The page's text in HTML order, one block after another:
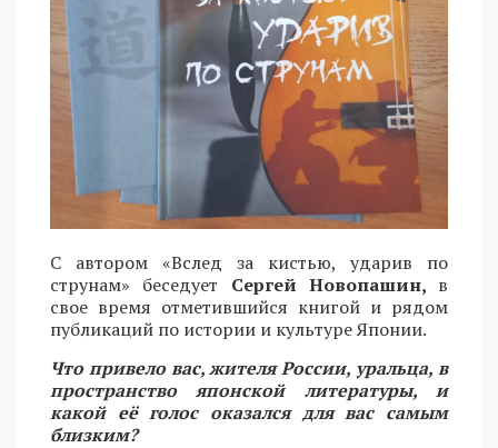
С автором «Вслед за кистью, ударив по
струнам» беседует Сергей Новопашин, в
свое время отметившийся книгой и рядом
публикаций по истории и культуре Японии.
Что привело вас, жителя России, уральца, в
пространство японской литературы, и
какой её голос оказался для вас самым
близким?